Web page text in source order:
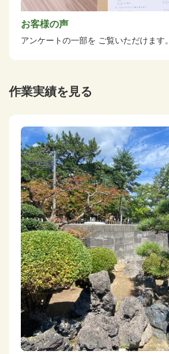
お客様の声
アンケートの一部を ご覧いただけます。
作業実績を見る